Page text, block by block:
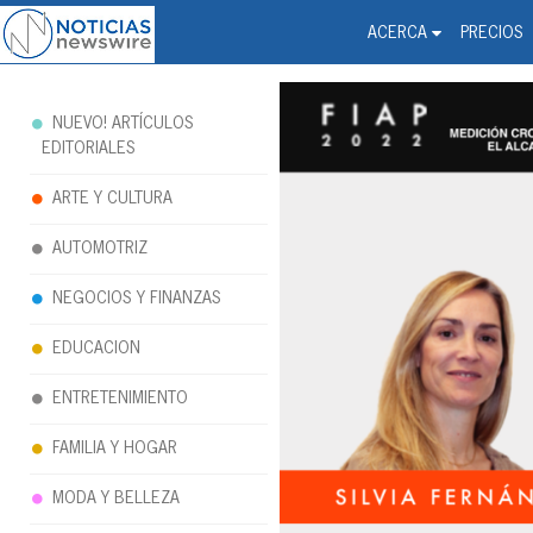
ACERCA PRECIOS
Noticias Newswire -
NUEVO! ARTÍCULOS
EDITORIALES
ARTE Y CULTURA
AUTOMOTRIZ
NEGOCIOS Y FINANZAS
EDUCACION
ENTRETENIMIENTO
FAMILIA Y HOGAR
MODA Y BELLEZA